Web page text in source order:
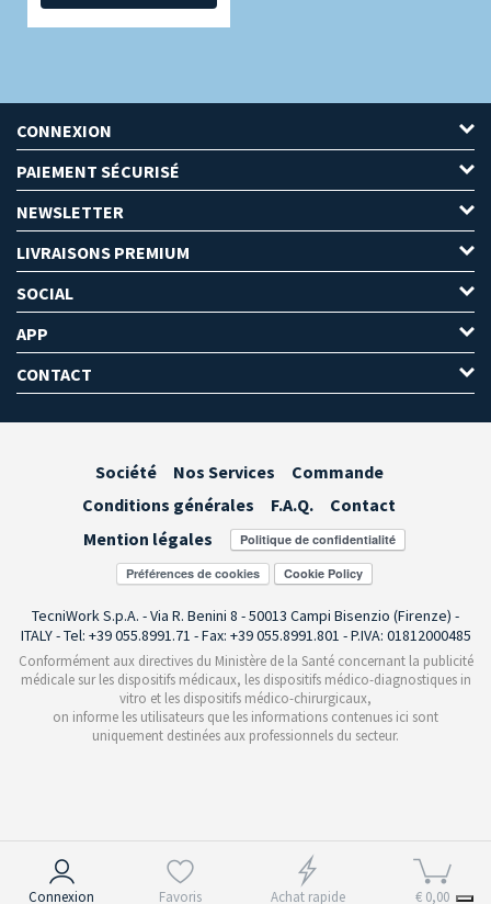
Connexion Favoris Achat rapide € 0,00
CONNEXION
PAIEMENT SÉCURISÉ
NEWSLETTER
LIVRAISONS PREMIUM
SOCIAL
APP
CONTACT
Société Nos Services
Commande
Conditions générales
F.A.Q.
Contact
Mention légales
Préférences de cookies
TecniWork S.p.A. - Via R. Benini 8 - 50013 Campi Bisenzio (Firenze) -
ITALY - Tel: +39 055.8991.71 - Fax: +39 055.8991.801 - P.IVA: 01812000485
Conformément aux directives du Ministère de la Santé concernant la publicité
médicale sur les dispositifs médicaux, les dispositifs médico-diagnostiques in
vitro et les dispositifs médico-chirurgicaux,
on informe les utilisateurs que les informations contenues ici sont
uniquement destinées aux professionnels du secteur.
Notification lors de la collecte